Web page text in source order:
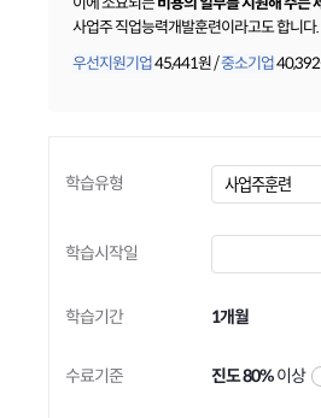
사업주 직업능력개발훈련이라고도 합니다.
우선지원기업 45,441원 /중소기업
학습유형
학습시작일
학습기간 1개월
수료기준 진도 80%이상